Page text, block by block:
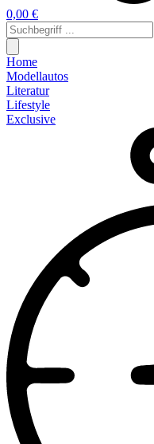
0,00 €
Home
Modellautos
Literatur
Lifestyle
Exclusive